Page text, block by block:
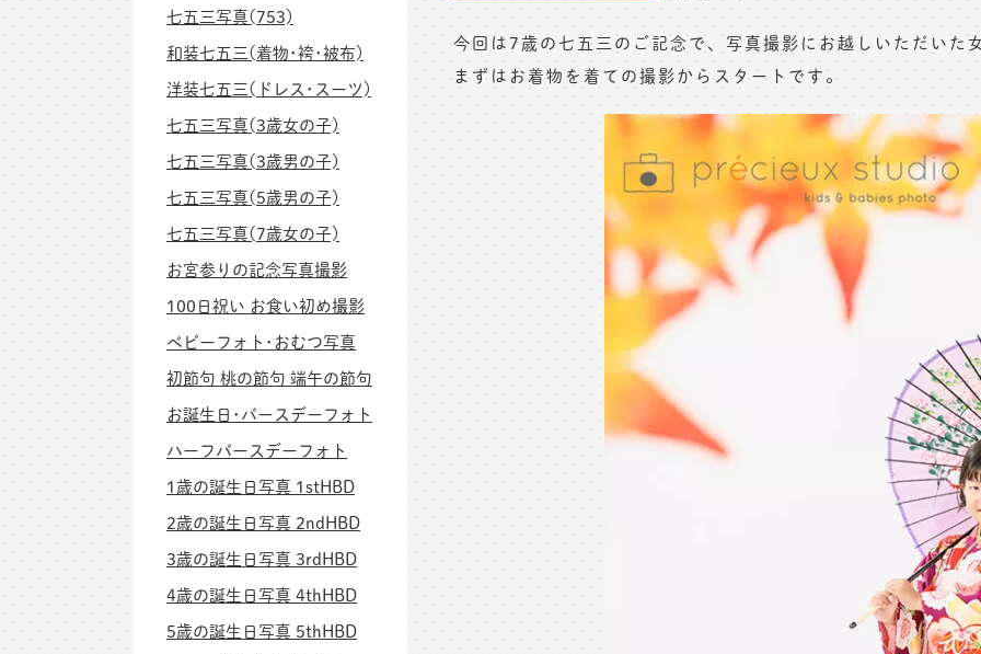
今回は7歳の七五三のご記念で、写真撮影にお越しいただいた
まずはお着物を着ての撮影からスタートです。
七五三写真(753)
和装七五三(着物･袴･被布)
洋装七五三(ドレス･スーツ)
七五三写真(3歳女の子)
七五三写真(3歳男の子)
七五三写真(5歳男の子)
七五三写真(7歳女の子)
お宮参りの記念写真撮影
100日祝い お食い初め撮影
ベビーフォト･おむつ写真
初節句 桃の節句 端午の節句
お誕生日･バースデーフォト
ハーフバースデーフォト
1歳の誕生日写真 1stHBD
2歳の誕生日写真 2ndHBD
3歳の誕生日写真 3rdHBD
4歳の誕生日写真 4thHBD
5歳の誕生日写真 5thHBD